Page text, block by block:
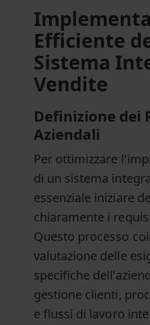
Efficiente
Sistema
Vendite
Definizione dei
Aziendali
Per ottimizzare
di un sistema
essenziale iniziare
chiaramente i
Questo processo
valutazione delle
specifiche
gestione clienti,
e flussi di lavoro